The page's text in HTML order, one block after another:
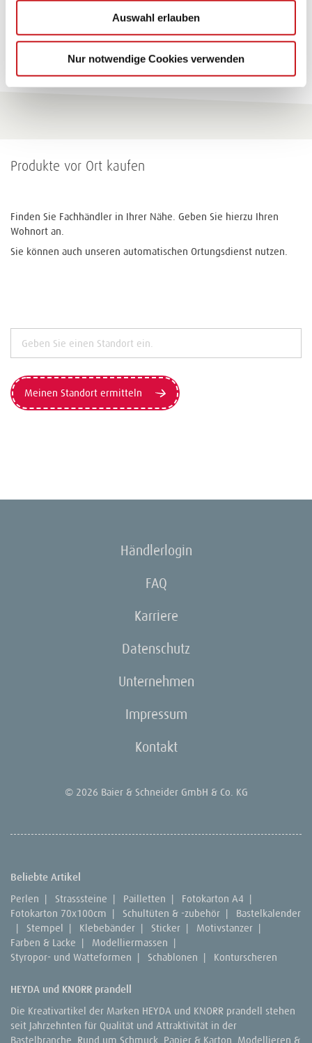
Auswahl erlauben
Nur notwendige Cookies verwenden
Zu allen Tipps
Produkte vor Ort kaufen
Finden Sie Fachhändler in Ihrer Nähe. Geben Sie hierzu Ihren
Wohnort an.
Sie können auch unseren automatischen Ortungsdienst nutzen.
Meinen Standort ermitteln
Händlerlogin
FAQ
Karriere
Datenschutz
Unternehmen
Impressum
Kontakt
© 2026 Baier & Schneider GmbH & Co. KG
Beliebte Artikel
Perlen | Strasssteine | Pailletten | Fotokarton A4 |
Fotokarton 70x100cm | Schultüten & -zubehör |
Bastelkalender
|
Stempel | Klebebänder | Sticker | Motivstanzer |
Farben & Lacke | Modelliermassen |
Styropor- und Watteformen | Schablonen | Konturscheren
HEYDA und KNORR prandell
Die Kreativartikel der Marken HEYDA und KNORR prandell stehen
seit Jahrzehnten für Qualität und Attraktivität in der
Bastelbranche. Rund um Schmuck, Papier & Karton, Modellieren &